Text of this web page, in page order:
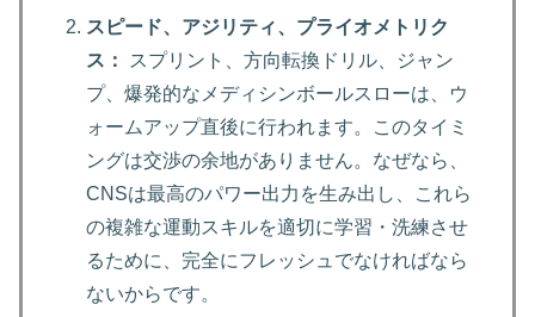
スピード、アジリティ、プライオメトリク
ス：
スプリント、方向転換ドリル、ジャン
プ、爆発的なメディシンボールスローは、ウ
ォームアップ直後に行われます。このタイミ
ングは交渉の余地がありません。なぜなら、
CNSは最高のパワー出力を生み出し、これら
の複雑な運動スキルを適切に学習・洗練させ
るために、完全にフレッシュでなければなら
ないからです。